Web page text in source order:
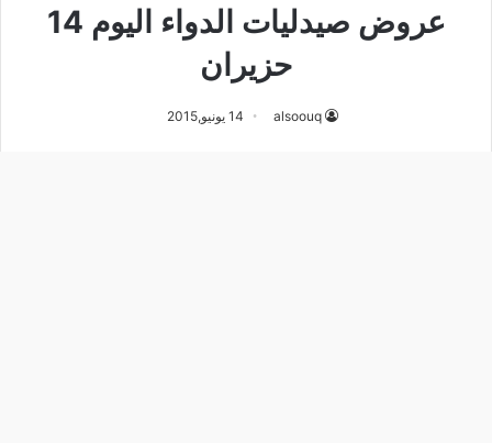
عروض صيدليات الدواء اليوم 14
حزيران
alsoouq 14 يونيو,2015